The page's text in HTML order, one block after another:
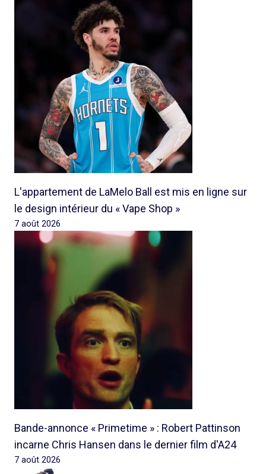
L'appartement de LaMelo Ball est mis en ligne sur
le design intérieur du « Vape Shop »
7 août 2026
Bande-annonce « Primetime » : Robert Pattinson
incarne Chris Hansen dans le dernier film d'A24
7 août 2026